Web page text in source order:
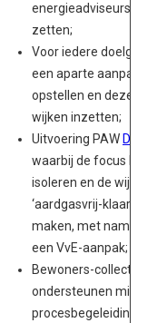
energieadviseurs in te
zetten;
Voor iedere doelgroep
een aparte aanpak
opstellen en deze in de
wijken inzetten;
Uitvoering PAW De
waarbij de focus ligt op
isoleren en de wijk
‘aardgasvrij-klaar’ te
maken, met name via
een VvE-aanpak;
Bewoners-collectieven
ondersteunen middels
procesbegeleiding en/